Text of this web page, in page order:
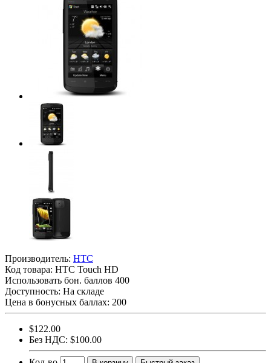
Производитель: HTC
Код товара: HTC Touch HD
Использовать бон. баллов 400
Доступность: На складе
Цена в бонусных баллах: 200
$122.00
Без НДС: $100.00